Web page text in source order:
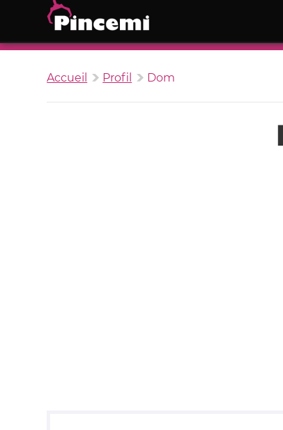
Accueil Profil Dom